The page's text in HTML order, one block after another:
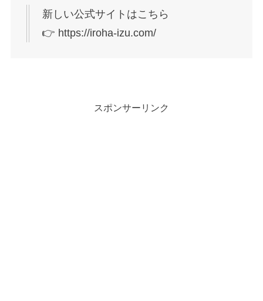
新しい公式サイトはこちら
👉 https://iroha-izu.com/
スポンサーリンク